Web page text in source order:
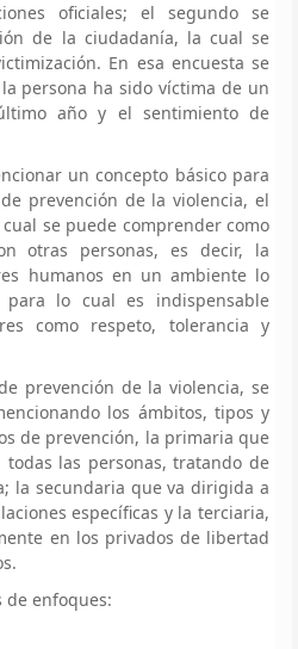
oficiales; el segundo se
de la ciudadanía, la cual se
En esa encuesta se
persona ha sido víctima de un
año y el sentimiento de
un concepto básico para
prevención de la violencia, el
cual se puede comprender como
otras personas, es decir, la
humanos en un ambiente lo
para lo cual es indispensable
como respeto, tolerancia y
prevención de la violencia, se
los ámbitos, tipos y
de prevención, la primaria que
las personas, tratando de
la secundaria que va dirigida a
específicas y la terciaria,
en los privados de libertad
de enfoques: